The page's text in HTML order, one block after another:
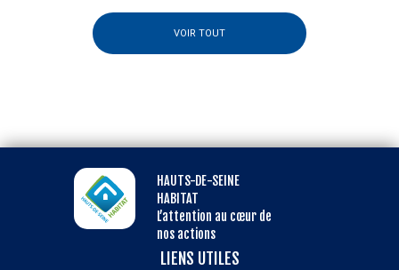
VOIR TOUT
HAUTS-DE-SEINE
HABITAT
L’attention au cœur de
nos actions
LIENS UTILES